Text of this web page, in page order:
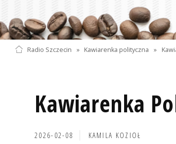
Radio Szczecin » Kawiarenka polityczna »
Kawiarenka
2026-02-08 KAMILA KOZIOŁ